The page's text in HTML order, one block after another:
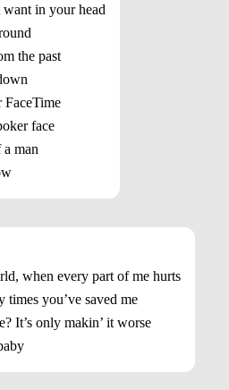
in your head
the past
FaceTime
face
a man
when every part of me hurts
you’ve saved me
It’s only makin’ it worse